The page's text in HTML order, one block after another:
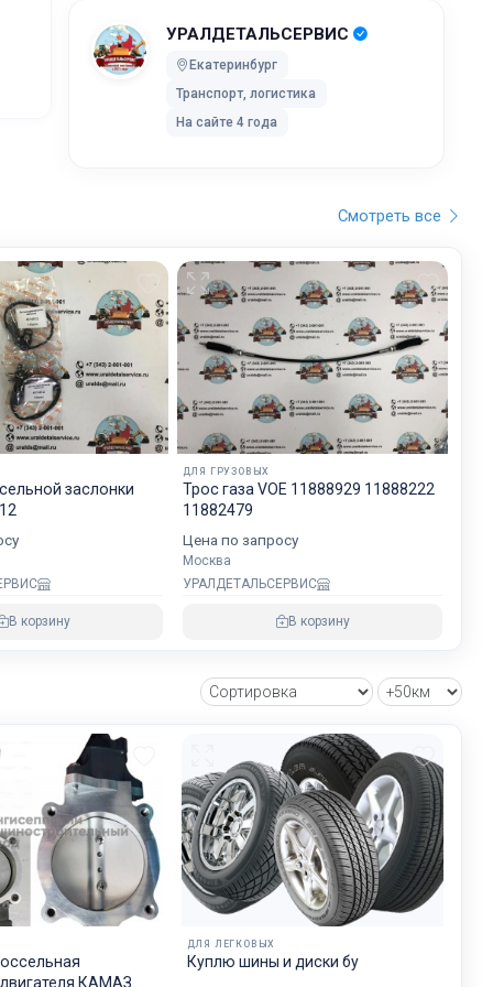
УРАЛДЕТАЛЬСЕРВИС
Екатеринбург
Транспорт, логистика
На сайте 4 года
после
Extra
Мы
на
Смотреть все
заслонки
В корзину
ДЛЯ ГРУЗОВЫХ
Трос газа VOE 11888929 11888222
11882479
Цена по запросу
Москва
УРАЛДЕТАЛЬСЕРВИС
В корзину
КАМАЗ
ДЛЯ ЛЕГКОВЫХ
Куплю шины и диски бу